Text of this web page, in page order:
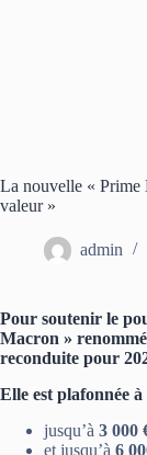
La nouvelle « Prime
valeur »
admin
Pour soutenir le
Macron »
reconduite pour
Elle est plafonnée à
jusqu’à 3 000
et jusqu’à 6